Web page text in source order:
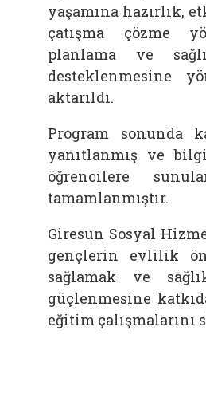
yaşamına hazırlık,
çatışma çözme
planlama ve
desteklenmesine
aktarıldı.
Program sonunda
yanıtlanmış ve
öğrencilere
tamamlanmıştır.
Giresun Sosyal
gençlerin evlilik
sağlamak ve
güçlenmesine
eğitim çalışmalarını